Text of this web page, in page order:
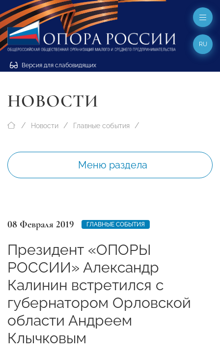
Версия для слабовидящих
RU
НОВОСТИ
Новости Главные события
Меню раздела
08 Февраля 2019 ГЛАВНЫЕ СОБЫТИЯ
Президент «ОПОРЫ
РОССИИ» Александр
Калинин встретился с
губернатором Орловской
области Андреем
Клычковым